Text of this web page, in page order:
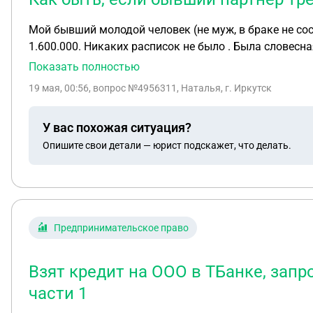
Мой бывший молодой человек (не муж, в браке не
1.600.000. Никаких расписок не было . Была
того, что молодой человек злоупотреблял
время , бывший молодой человек говорит , что я
пишет гадости моей семье . Мне очень за себя
привычки. Также он мне говорит , что сделает все , чтобы я пошла по каким -то выдуманным статьям , якобы я дистанционно завладела доступом к его
Показать полностью
19 мая, 00:56, вопрос №4956311, Наталья, г. Иркутск
У вас похожая ситуация?
Опишите свои детали — юрист подскажет, что делать.
Предпринимательское право
Взят кредит на ООО в ТБанке,
части 1